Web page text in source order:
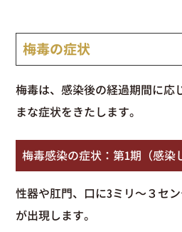
梅毒の症状
梅毒は、感染後の経過期間に応
まな症状をきたします。
梅毒感染の症状：第1期（感染
性器や肛門、口に3ミリ〜３セ
が出現します。